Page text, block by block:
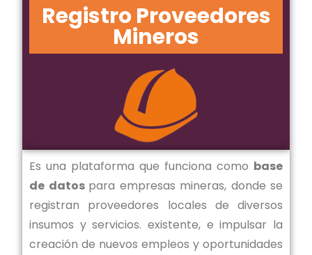
Registro Proveedores
Mineros
Es una plataforma que funciona como base
de datos para empresas mineras, donde se
registran proveedores locales de diversos
insumos y servicios. existente, e impulsar la
creación de nuevos empleos y oportunidades